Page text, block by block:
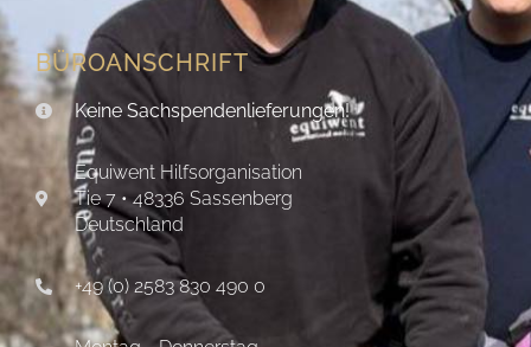
Lesen »
Ein Schwert ist nichts.
Ich wache morgens auf und die Finger feuern über die
Plastiktasten. Heute ist ein Tag zum schreiben. Das Wetter
ist noch einmal sehr unschön hier